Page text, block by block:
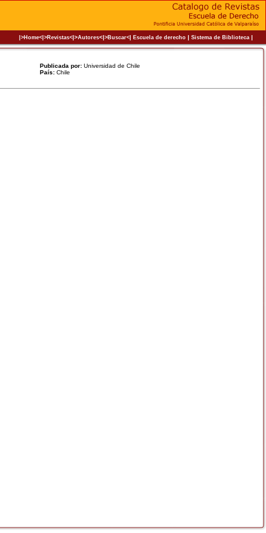
|>Home<|>Revistas<|>Autores<|>Buscar<|Escuela de derecho|Sistema de Biblioteca|
Publicada por: Universidad de Chile
País: Chile